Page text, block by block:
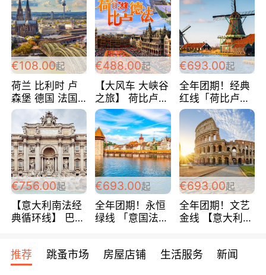
€108.00起
荷兰 比利时 卢
森堡 德国 法国
超爽玩遍西欧 循
环线 全程四星宾
馆 108欧/人/天
€488.00起
【大风车 大峡谷
之旅】 荷比卢德
法 巴黎上下 经
典五国四日游
488欧/人
€693.00起
全年团期！经典
红线「荷比卢德
法」七天循环 五
国 仅售99欧/人/
天！巴黎上下！
包拼房~
€756.00起
【意大利南法经
典循环线】 巴黎
宾馆 108欧/天起
全程756欧/位
€693.00起
全年团期！永恒
绿线 「意国法
欧/天起 ~包拼房
€693.00起
全年团期！文艺
金线 【意大利一
每周铁发！
推荐 跳蚤市场 房屋店铺 生活服务 新闻